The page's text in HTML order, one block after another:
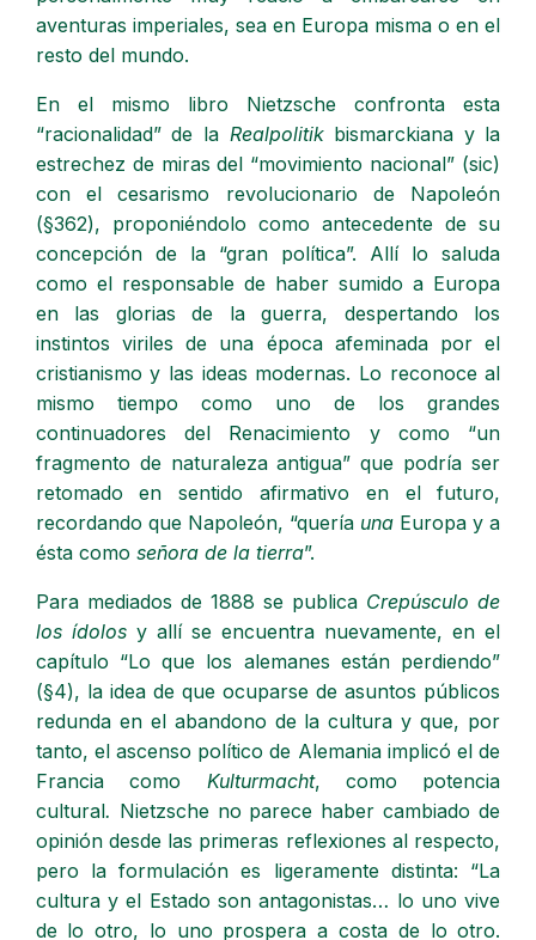
aventuras imperiales, sea en Europa misma o en el
resto del mundo.
En el mismo libro Nietzsche confronta esta
“racionalidad” de la Realpolitik bismarckiana y la
estrechez de miras del “movimiento nacional” (sic)
con el cesarismo revolucionario de Napoleón
(§362), proponiéndolo como antecedente de su
concepción de la “gran política”. Allí lo saluda
como el responsable de haber sumido a Europa
en las glorias de la guerra, despertando los
instintos viriles de una época afeminada por el
cristianismo y las ideas modernas. Lo reconoce al
mismo tiempo como uno de los grandes
continuadores del Renacimiento y como “un
fragmento de naturaleza antigua” que podría ser
retomado en sentido afirmativo en el futuro,
recordando que Napoleón, “quería una Europa y a
ésta como señora de la tierra”.
Para mediados de 1888 se publica Crepúsculo de
los ídolos y allí se encuentra nuevamente, en el
capítulo “Lo que los alemanes están perdiendo”
(§4), la idea de que ocuparse de asuntos públicos
redunda en el abandono de la cultura y que, por
tanto, el ascenso político de Alemania implicó el de
Francia como Kulturmacht, como potencia
cultural. Nietzsche no parece haber cambiado de
opinión desde las primeras reflexiones al respecto,
pero la formulación es ligeramente distinta: “La
cultura y el Estado son antagonistas… lo uno vive
de lo otro, lo uno prospera a costa de lo otro.